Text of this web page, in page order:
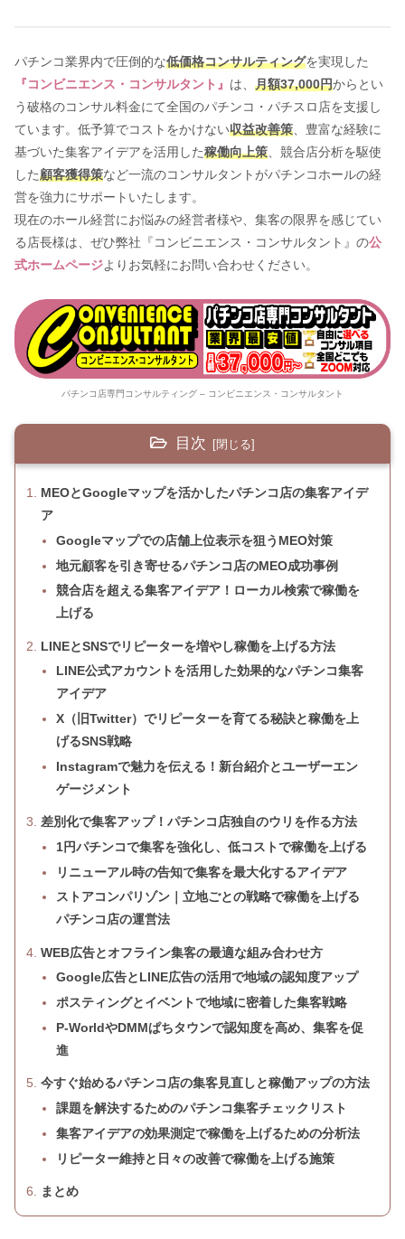
パチンコ業界内で圧倒的な低価格コンサルティングを実現した
『コンビニエンス・コンサルタント』 は、 月額37,000円からとい
う破格のコンサル料金にて全国のパチンコ・パチスロ店を支援し
ています。低予算でコストをかけない収益改善策 、豊富な経験に
基づいた集客アイデアを活用した稼働向上策 、競合店分析を駆使
した顧客獲得策など一流のコンサルタントがパチンコホールの経
営を強力にサポートいたします。
現在のホール経営にお悩みの経営者様や、集客の限界を感じてい
る店長様は、ぜひ弊社『コンビニエンス・コンサルタント』の公
式ホームページよりお気軽にお問い合わせください。
パチンコ店専門コンサルティング – コンビニエンス・コンサルタント
目次
MEOとGoogleマップを活かしたパチンコ店の集客アイデ
ア
Googleマップでの店舗上位表示を狙うMEO対策
地元顧客を引き寄せるパチンコ店のMEO成功事例
競合店を超える集客アイデア！ローカル検索で稼働を
上げる
LINEとSNSでリピーターを増やし稼働を上げる方法
LINE公式アカウントを活用した効果的なパチンコ集客
アイデア
X（旧Twitter）でリピーターを育てる秘訣と稼働を上
げるSNS戦略
Instagramで魅力を伝える！新台紹介とユーザーエン
ゲージメント
差別化で集客アップ！パチンコ店独自のウリを作る方法
1円パチンコで集客を強化し、低コストで稼働を上げる
リニューアル時の告知で集客を最大化するアイデア
ストアコンパリゾン｜立地ごとの戦略で稼働を上げる
パチンコ店の運営法
WEB広告とオフライン集客の最適な組み合わせ方
Google広告とLINE広告の活用で地域の認知度アップ
ポスティングとイベントで地域に密着した集客戦略
P-WorldやDMMぱちタウンで認知度を高め、集客を促
進
今すぐ始めるパチンコ店の集客見直しと稼働アップの方法
課題を解決するためのパチンコ集客チェックリスト
集客アイデアの効果測定で稼働を上げるための分析法
リピーター維持と日々の改善で稼働を上げる施策
まとめ